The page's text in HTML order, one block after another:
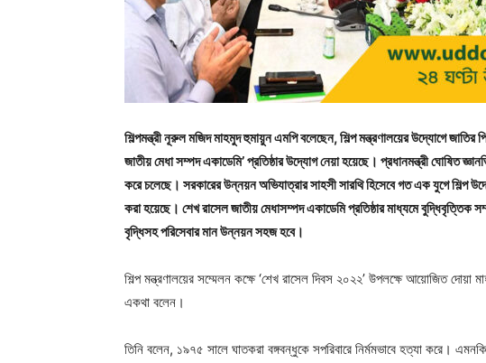
শিল্পমন্ত্রী নূরুল মজিদ মাহমুদ হুমায়ুন এমপি বলেছেন, শিল্প মন্ত্রণালয়ের উদ্যোগে জাতির
জাতীয় মেধা সম্পদ একাডেমি’ প্রতিষ্ঠার উদ্যোগ নেয়া হয়েছে। প্রধানমন্ত্রী ঘোষিত
করে চলেছে। সরকারের উন্নয়ন অভিযাত্রার সাহসী সারথি হিসেবে গত এক যুগে শিল্প
করা হয়েছে। শেখ রাসেল জাতীয় মেধাসম্পদ একাডেমি প্রতিষ্ঠার মাধ্যমে বুদ্ধিবৃত্তিক
বৃদ্ধিসহ পরিসেবার মান উন্নয়ন সহজ হবে।
শিল্প মন্ত্রণালয়ের সম্মেলন কক্ষে ‘শেখ রাসেল দিবস ২০২২’ উপলক্ষে আয়োজিত দোয়া
একথা বলেন।
তিনি বলেন, ১৯৭৫ সালে ঘাতকরা বঙ্গবন্ধুকে সপরিবারে নির্মমভাবে হত্যা করে।